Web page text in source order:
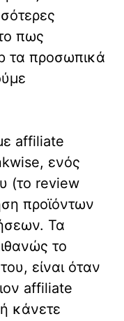
πως
τα προσωπικά
affiliate
ενός
(το review
προϊόντων
Τα
το
είναι όταν
affiliate
κάνετε